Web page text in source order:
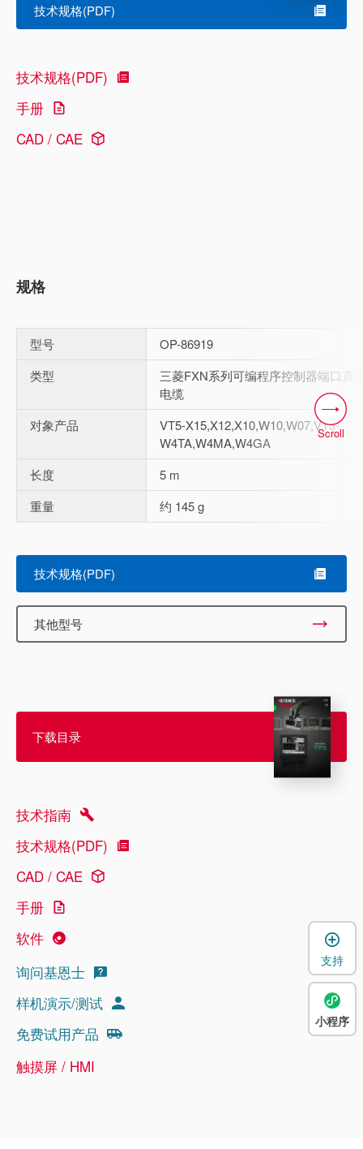
技术规格(PDF)
技术规格(PDF)
手册
CAD / CAE
规格
型号
OP-86919
类型
三菱FXN系列可编程序控制器端口直
电缆
对象产品
VT5-X15,X12,X10,W10,W07,VT3-
W4TA,W4MA,W4GA
长度
5 m
重量
约 145 g
Scroll
技术规格(PDF)
其他型号
下载目录
技术指南
技术规格(PDF)
CAD / CAE
手册
软件
询问基恩士
样机演示/测试
免费试用产品
触摸屏 / HMI
支持
小程序